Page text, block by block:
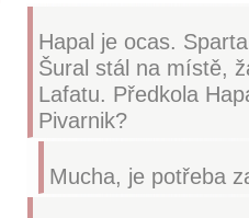
Hapal je ocas.
Šural stál na místě,
Lafatu. Předkola
Pivarnik?
Mucha, je potřeba